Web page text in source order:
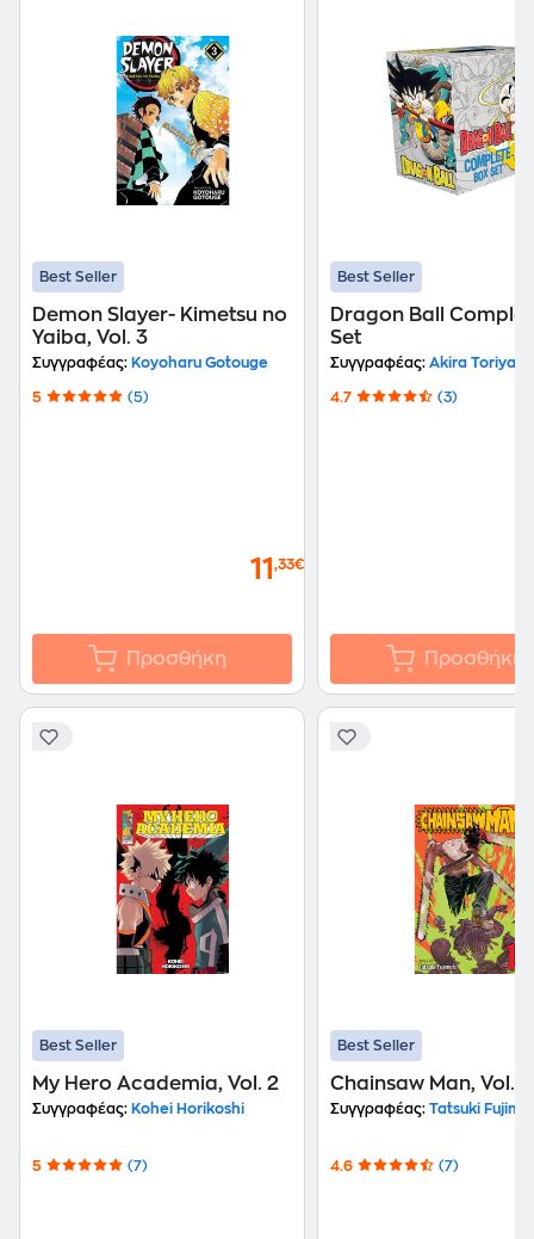
Best Seller
Demon Slayer- Kimetsu no
Yaiba, Vol. 3
Συγγραφέας: Koyoharu Gotouge
5 (5)
11 ,33€
Προσθήκη
Best Seller
Dragon Ball
Set
Συγγραφέας: Akira
4.7 (3)
Προσθήκη
Best Seller
My Hero Academia, Vol. 2
Συγγραφέας: Kohei Horikoshi
5 (7)
Best Seller
Chainsaw Man, Vol. 1
Συγγραφέας: Tatsuki
4.6 (7)